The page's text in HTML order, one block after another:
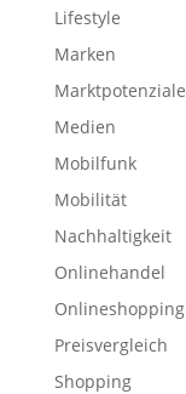
Lifestyle
Marken
Marktpotenziale
Medien
Mobilfunk
Mobilität
Nachhaltigkeit
Onlinehandel
Onlineshopping
Preisvergleich
Shopping